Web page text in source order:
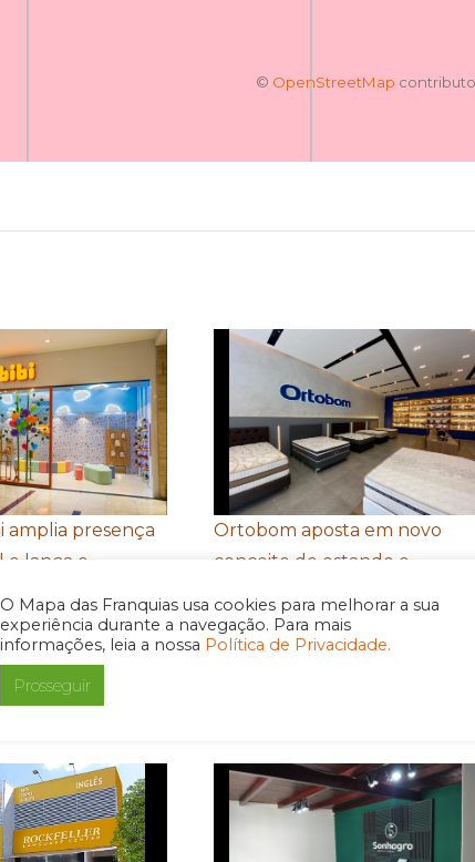
O Mapa das Franquias usa cookies para melhorar a sua
experiência durante a navegação. Para mais
informações, leia a nossa Política de Privacidade.
Prosseguir
© OpenStreetMap
amplia presença
lança e-
Honduras de
na América
Ortobom aposta em novo
conceito de estande e
para a Movelsul